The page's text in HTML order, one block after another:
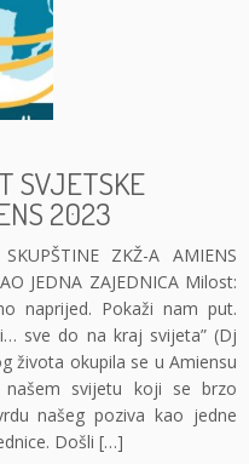
SVJETSKE
2023
ZKŽ-A AMIENS
JEDNA ZAJEDNICA Milost:
naprijed. Pokaži nam put.
sve do na kraj svijeta” (Dj
života okupila se u Amiensu
svijetu koji se brzo
našeg poziva kao jedne
Došli […]